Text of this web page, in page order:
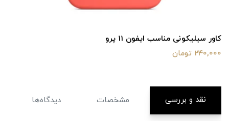
کاور سیلیکونی مناسب ایفون 11 پرو
240,000 تومان
نقد و بررسی مشخصات دیدگاه‌ها